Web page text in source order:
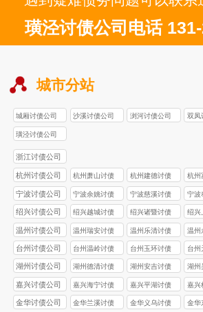
璜泾讨债公司电话
城市分站
城厢讨债公司 沙溪讨债公司 浏河讨债公司 双凤
璜泾讨债公司
浙江讨债公司
杭州讨债公司
杭州萧山讨债
公司
杭州建德讨债
公司
杭州
公司
宁波讨债公司
宁波余姚讨债
公司
宁波慈溪讨债
公司
宁波
公司
绍兴讨债公司
绍兴越城讨债
公司
绍兴诸暨讨债
公司
绍兴
公司
温州讨债公司
温州瑞安讨债
公司
温州乐清讨债
公司
温州
公司
台州讨债公司
台州温岭讨债
公司
台州玉环讨债
公司
台州
公司
湖州讨债公司
湖州德清讨债
公司
湖州安吉讨债
公司
湖州
公司
嘉兴讨债公司
嘉兴海宁讨债
公司
嘉兴平湖讨债
公司
嘉兴
公司
金华讨债公司
金华兰溪讨债
金华义乌讨债
金华